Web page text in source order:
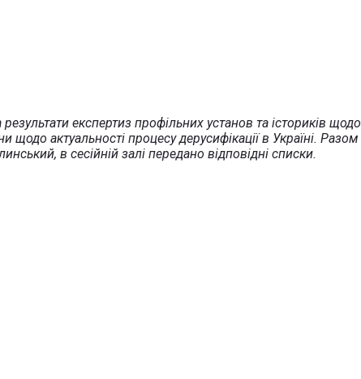
експертиз профільних установ та істориків
щодо актуальності процесу дерусифікації в Україні.
в сесійній залі передано відповідні списки.